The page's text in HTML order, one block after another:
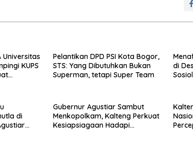
Universitas
KUPS
Pelantikan DPD PSI Kota Bogor,
STS: Yang Dibutuhkan Bukan
Superman, tetapi Super Team
di
di
Gubernur Agustiar Sambut
Menkopolkam, Kalteng Perkuat
Kesiapsiagaan Hadapi